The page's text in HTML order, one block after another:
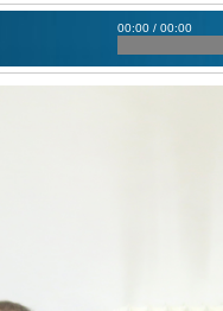
00:00 / 00:00